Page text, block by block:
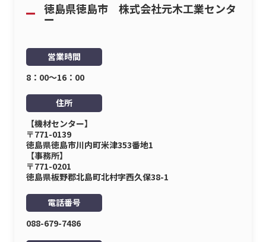
徳島県徳島市 株式会社元木工業センタ
ー
営業時間
8：00～16：00
住所
【機材センター】
〒771-0139
徳島県徳島市川内町米津353番地1
【事務所】
〒771-0201
徳島県板野郡北島町北村字西久保38-1
電話番号
088-679-7486